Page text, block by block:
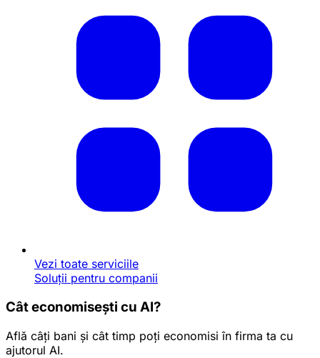
Vezi toate serviciile
Soluții pentru companii
Cât economisești cu AI?
Află câți bani și cât timp poți economisi în firma ta cu
ajutorul AI.